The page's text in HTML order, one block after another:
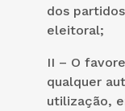
dos
eleitoral;
II – O
qualquer
utilização,